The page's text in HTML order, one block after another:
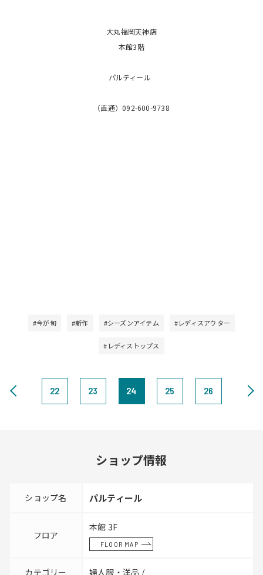
大丸福岡天神店
本館3階
パルティール
（直通）092-600-9738
#今が旬 #新作 #シーズンアイテム #レディスアウター
#レディストップス
22 23 24 25 26
ショップ情報
ショップ名 パルティール
フロア
本館 3F
FLOOR MAP
カテゴリー 婦人服・洋品 /